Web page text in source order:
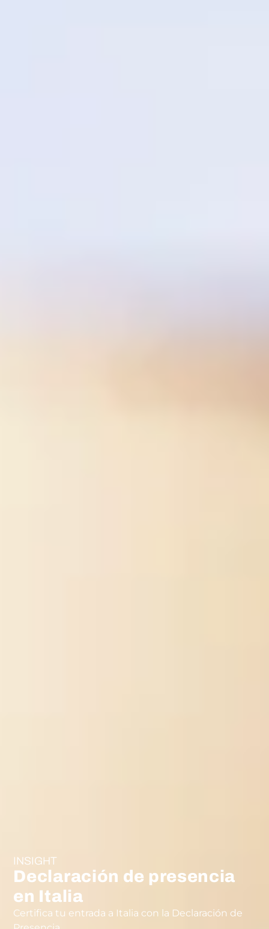
INSIGHT
Declaración de presencia
en Italia
Certifica tu entrada a Italia con la Declaración de